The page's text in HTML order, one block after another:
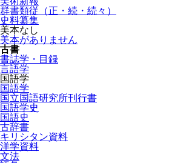
群書類従（正・続・続々）
史料纂集
美本なし
美本がありません
古書
書誌学・目録
言語学
国語学
国語学
国立国語研究所刊行書
国語学史
国語史
古辞書
キリシタン資料
洋学資料
文法